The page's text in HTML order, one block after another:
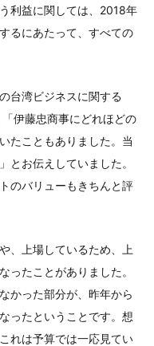
利益に関しては、2018年
るにあたって、すべての
台湾ビジネスに関する
伊藤忠商事にどれほどの
たこともありました。当
とお伝えしていました。
のバリューもきちんと評
、上場しているため、上
ったことがありました。
かった部分が、昨年から
ったということです。想
れは予算では一応見てい